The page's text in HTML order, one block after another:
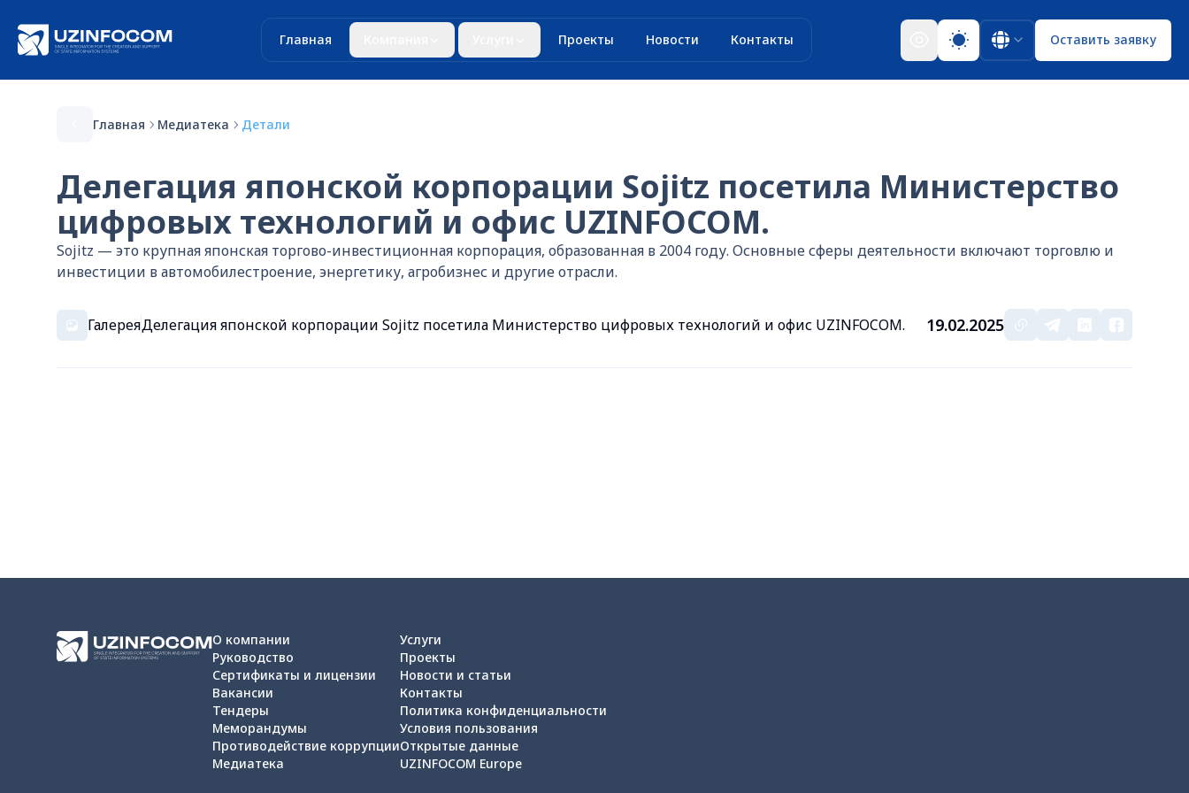
Главная Проекты Новости Контакты Оставить заявку
Главная Медиатека Детали
Делегация японской корпорации Sojitz посетила Министерство
цифровых технологий и офис UZINFOCOM.
Sojitz — это крупная японская торгово-инвестиционная корпорация, образованная в 2004 году. Основные сферы деятельности включают торговлю и
инвестиции в автомобилестроение, энергетику, агробизнес и другие отрасли.
ГалереяДелегация японской корпорации Sojitz посетила Министерство цифровых технологий и офис UZINFOCOM. 19.02.2025
О компании
Руководство
Сертификаты и лицензии
Вакансии
Тендеры
Меморандумы
Противодействие коррупции
Медиатека
Услуги
Проекты
Новости и статьи
Контакты
Политика конфиденциальности
Условия пользования
Открытые данные
UZINFOCOM Europe